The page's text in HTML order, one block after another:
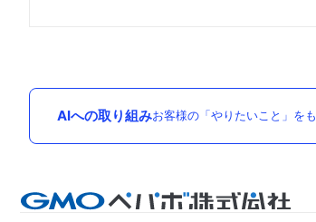
AIへの取り組みお客様の「やりたいこと」を